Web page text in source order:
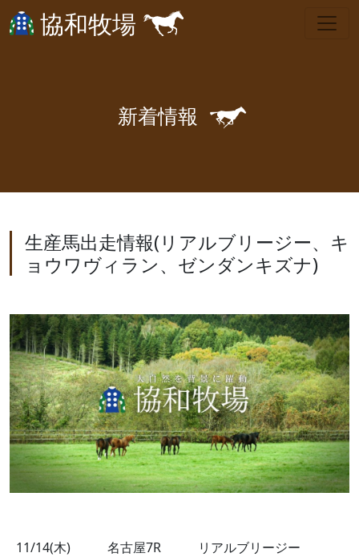
協和牧場
新着情報 🐎
生産馬出走情報(リアルブリージー、キ
ョウワヴィラン、ゼンダンキズナ)
11/14(木) 名古屋7R
リアルブリージー